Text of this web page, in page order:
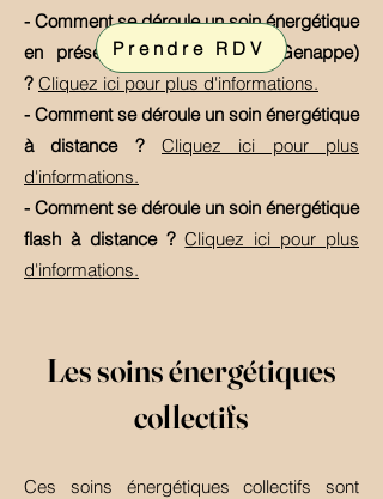
- Comment se déroule un soin énergétique
en présentiel (Gembloux ou Genappe)
? Cliquez ici pour plus d'informations.
- Comment se déroule un soin énergétique
à distance ? Cliquez ici pour plus
d'informations.
- Comment se déroule un soin énergétique
flash à distance ?​Cliquez ici pour plus
d'informations.
Les soins énergétiques
collectifs
Ces soins énergétiques collectifs sont
Prendre RDV